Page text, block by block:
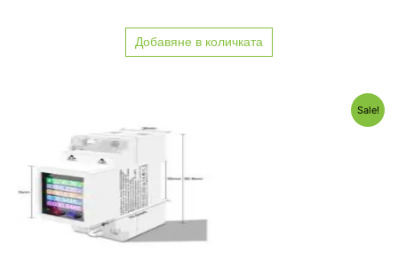
Добавяне в количката
Sale!
лв.).
Текущата